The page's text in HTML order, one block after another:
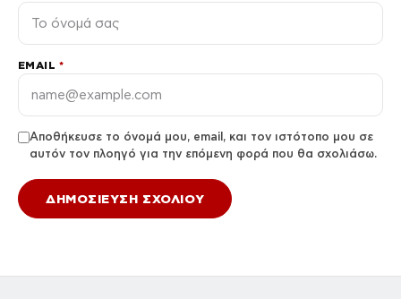
EMAIL *
Αποθήκευσε το όνομά μου, email, και τον ιστότοπο μου σε
αυτόν τον πλοηγό για την επόμενη φορά που θα σχολιάσω.